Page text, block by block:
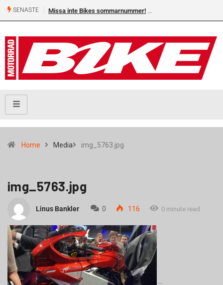
SENASTE Missa inte Bikes sommarnummer!
Home Media img_5763.jpg
img_5763.jpg
Linus Bankler 0 116 0 minute read